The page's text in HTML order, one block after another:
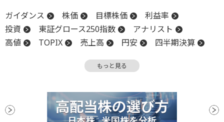
ガイダンス 株価 目標株価
利益率
投資
東証グロース250指数
アナリスト
高値
TOPIX 売上高 円安
四半期決算
引け 物色
上値
前引け 続落 安値
もっと見る